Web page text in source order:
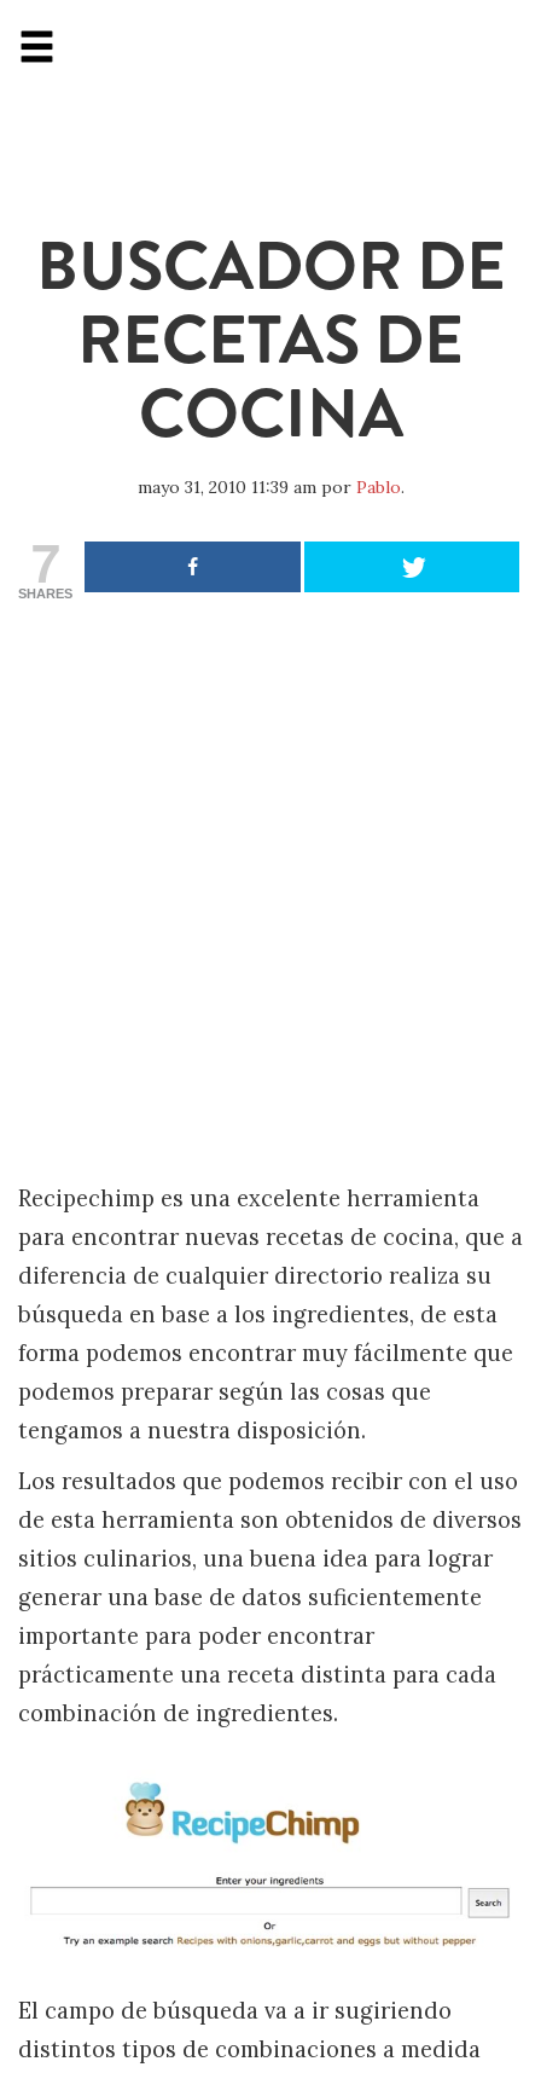
BUSCADOR DE
RECETAS DE
COCINA
mayo 31, 2010 11:39 ampor Pablo.
7
SHARES
Recipechimp es una excelente herramienta
para encontrar nuevas recetas de cocina, que a
diferencia de cualquier directorio realiza su
búsqueda en base a los ingredientes, de esta
forma podemos encontrar muy fácilmente que
podemos preparar según las cosas que
tengamos a nuestra disposición.
Los resultados que podemos recibir con el uso
de esta herramienta son obtenidos de diversos
sitios culinarios, una buena idea para lograr
generar una base de datos suficientemente
importante para poder encontrar
prácticamente una receta distinta para cada
combinación de ingredientes.
El campo de búsqueda va a ir sugiriendo
distintos tipos de combinaciones a medida